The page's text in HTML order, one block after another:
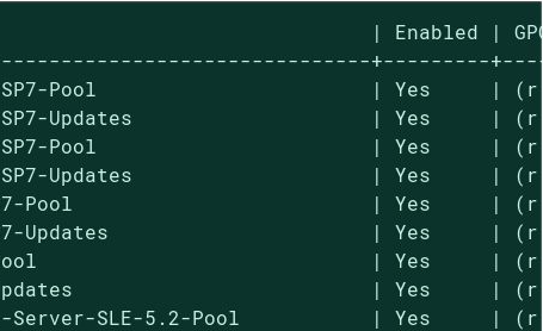
| Enabled | GPG
+---------
SP7-Pool                       | Yes     | (r
SP7-Updates                    | Yes     | (r
SP7-Pool                       | Yes     | (r
SP7-Updates                    | Yes     | (r
SP7-Pool                         | Yes     | (r
SP7-Updates                      | Yes     | (r
SP7-Pool                            | Yes     | (r
Updates                         | Yes     | (r
Server-SLE-5.2-Pool           | Yes     | (r